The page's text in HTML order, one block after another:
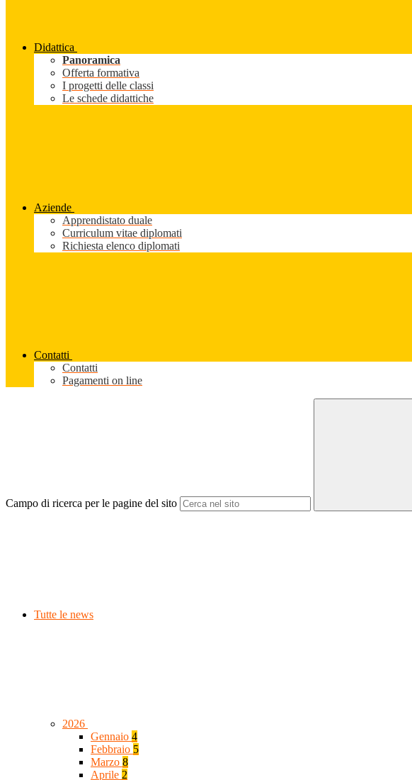
Didattica
Panoramica
Offerta formativa
I progetti delle classi
Le schede didattiche
Aziende
Apprendistato duale
Curriculum vitae diplomati
Richiesta elenco diplomati
Contatti
Contatti
Pagamenti on line
Campo di ricerca per le pagine del sito
Tutte le news
2026
Gennaio 4
Febbraio 5
Marzo 8
Aprile 2